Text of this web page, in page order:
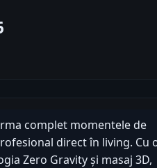
complet momentele de
direct în living. Cu
Zero Gravity și masaj 3D,